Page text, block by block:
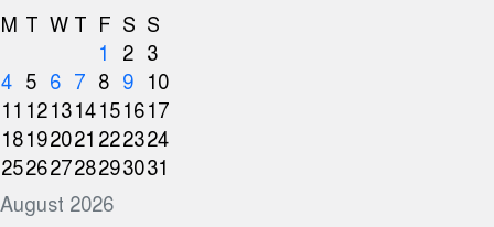
August 2026
M T W T F S S
1
2 3
4 5 6 7 8 9
10
11 121314151617
18192021 222324
25262728293031